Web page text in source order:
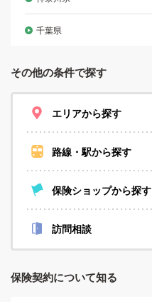
千葉県
その他の条件で探す
エリアから探す
路線・駅から探す
保険ショップから探す
訪問相談
保険契約について知る